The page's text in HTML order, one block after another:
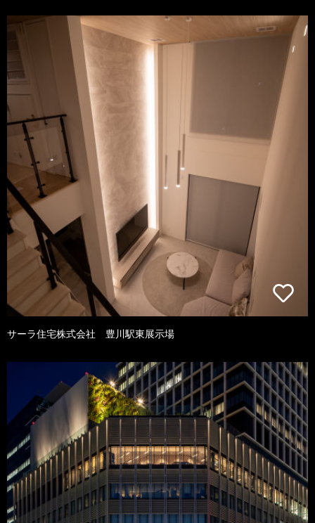
サーラ住宅株式会社 豊川駅東展示場